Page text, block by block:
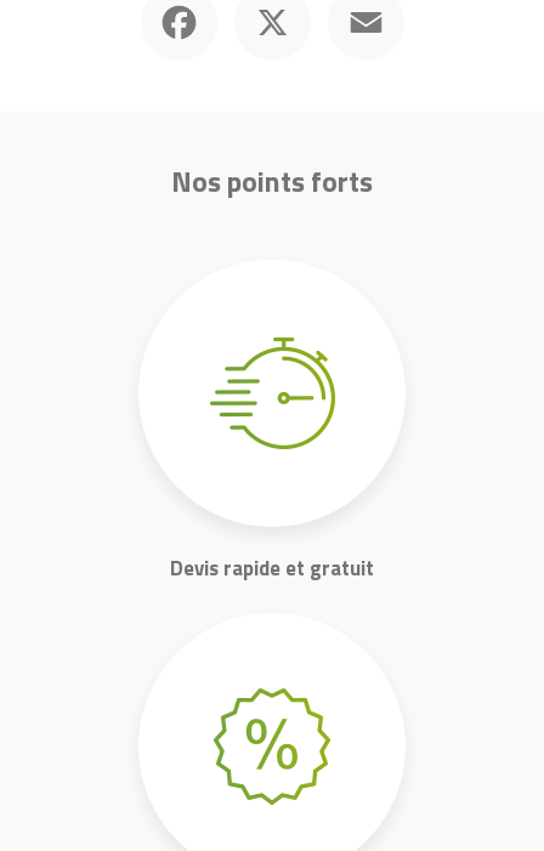
Nos points forts
Devis rapide et gratuit